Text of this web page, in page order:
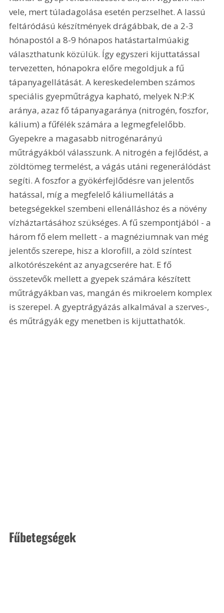
vele, mert túladagolása esetén perzselhet. A lassú
feltáródású készítmények drágábbak, de a 2-3
hónapostól a 8-9 hónapos hatástartalmúakig
választhatunk közülük. Így egyszeri kijuttatással
tervezetten, hónapokra előre megoldjuk a fű
tápanyagellátását. A kereskedelemben számos
speciális gyepműtrágya kapható, melyek N:P:K
aránya, azaz fő tápanyagaránya (nitrogén, foszfor,
kálium) a fűfélék számára a legmegfelelőbb.
Gyepekre a magasabb nitrogénarányú
műtrágyákból válasszunk. A nitrogén a fejlődést, a
zöldtömeg termelést, a vágás utáni regenerálódást
segíti. A foszfor a gyökérfejlődésre van jelentős
hatással, míg a megfelelő káliumellátás a
betegségekkel szembeni ellenálláshoz és a növény
vízháztartásához szükséges. A fű szempontjából - a
három fő elem mellett - a magnéziumnak van még
jelentős szerepe, hisz a klorofill, a zöld színtest
alkotórészeként az anyagcserére hat. E fő
összetevők mellett a gyepek számára készített
műtrágyákban vas, mangán és mikroelem komplex
is szerepel. A gyeptrágyázás alkalmával a szerves-,
és műtrágyák egy menetben is kijuttathatók.
Fűbetegségek